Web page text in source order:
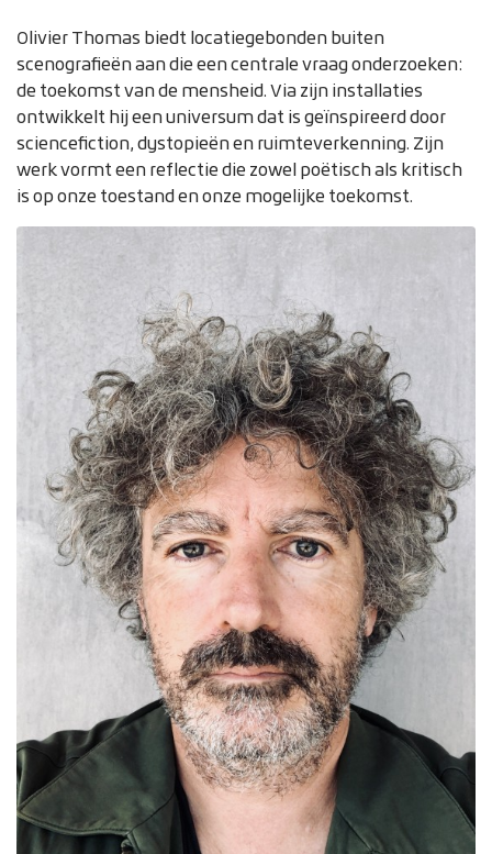
Olivier Thomas biedt locatiegebonden buiten
scenografieën aan die een centrale vraag onderzoeken:
de toekomst van de mensheid. Via zijn installaties
ontwikkelt hij een universum dat is geïnspireerd door
sciencefiction, dystopieën en ruimteverkenning. Zijn
werk vormt een reflectie die zowel poëtisch als kritisch
is op onze toestand en onze mogelijke toekomst.